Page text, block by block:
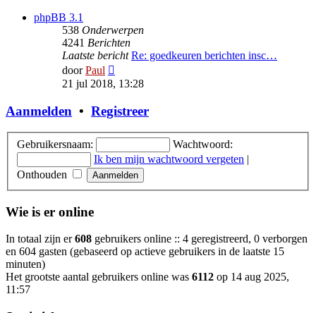
phpBB 3.1
538 Onderwerpen
4241 Berichten
Laatste bericht Re: goedkeuren berichten insc…
doorPaul
laatste
21 jul 2018, 13:28
Aanmelden • Registreer
Gebruikersnaam:
Wachtwoord:
Ik ben mijn wachtwoord vergeten |
Onthouden
Wie is er online
In totaal zijn er608 gebruikers online :: 4 geregistreerd, 0 verborgen
en 604 gasten (gebaseerd op actieve gebruikers in de laatste 15
minuten)
Het grootste aantal gebruikers online was 6112 op 14 aug 2025,
11:57